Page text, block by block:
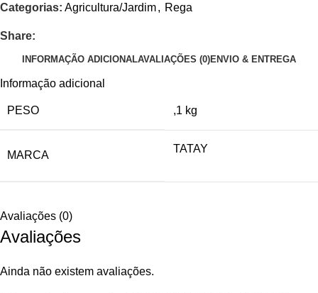
Categorias: Agricultura/Jardim, Rega
Share:
INFORMAÇÃO ADICIONALAVALIAÇÕES (0)ENVIO & ENTREGA
Informação adicional
PESO ,1 kg
MARCA
TATAY
Avaliações (0)
Avaliações
Ainda não existem avaliações.